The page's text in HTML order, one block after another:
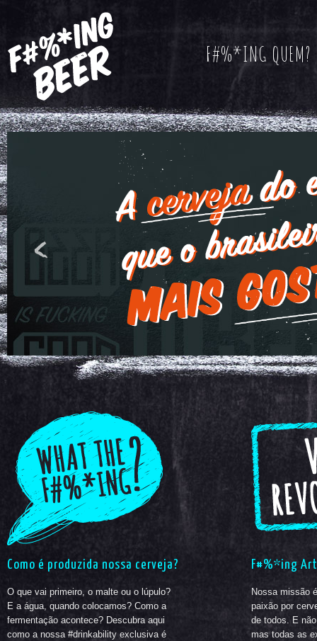
F#%*ING QUEM?
Como é produzida nossa cerveja?
O que vai primeiro, o malte ou o lúpulo?
E a água, quando colocamos? Como a
fermentação acontece? Descubra aqui
como a nossa #drinkability exclusiva é
F#%*ing
Nossa missão
paixão por
de todos. E
mas todas as